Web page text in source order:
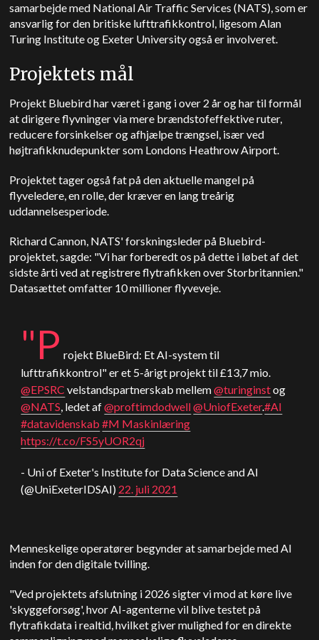
samarbejde med National Air Traffic Services (NATS), som er
ansvarlig for den britiske lufttrafikkontrol, ligesom Alan
Turing Institute og Exeter University også er involveret.
Projektets mål
Projekt Bluebird har været i gang i over 2 år og har til formål
at dirigere flyvninger via mere brændstofeffektive ruter,
reducere forsinkelser og afhjælpe trængsel, især ved
højtrafikknudepunkter som Londons Heathrow Airport.
Projektet tager også fat på den aktuelle mangel på
flyveledere, en rolle, der kræver en lang treårig
uddannelsesperiode.
Richard Cannon, NATS' forskningsleder på Bluebird-
projektet, sagde: "Vi har forberedt os på dette i løbet af det
sidste årti ved at registrere flytrafikken over Storbritannien."
Datasættet omfatter 10 millioner flyveveje.
"P rojekt BlueBird: Et AI-system til
lufttrafikkontrol" er et 5-årigt projekt til £13,7 mio.
@EPSRC velstandspartnerskab mellem@turinginstog
@NATS, ledet af@proftimdodwell@UniofExeter.#AI
#datavidenskab #M Maskinlæring
https://t.co/FS5yUOR2qj
- Uni of Exeter's Institute for Data Science and AI
(@UniExeterIDSAI) 22. juli 2021
Menneskelige operatører begynder at samarbejde med AI
inden for den digitale tvilling.
"Ved projektets afslutning i 2026 sigter vi mod at køre live
'skyggeforsøg', hvor AI-agenterne vil blive testet på
flytrafikdata i realtid, hvilket giver mulighed for en direkte